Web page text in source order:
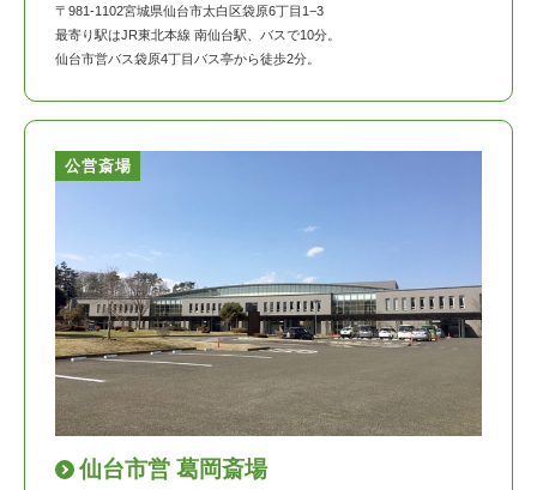
〒981-1102宮城県仙台市太白区袋原6丁目1−3
最寄り駅はJR東北本線 南仙台駅、バスで10分。
仙台市営バス袋原4丁目バス亭から徒歩2分。
公営斎場
仙台市営 葛岡斎場